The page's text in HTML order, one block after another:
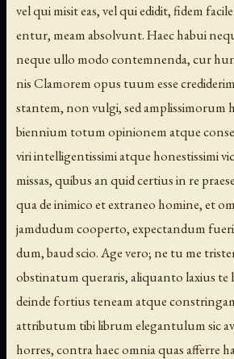
vel qui misit eas, vel qui edidit, fidem
entur, meam absolvunt. Haec habui
neque ullo modo contemnenda, cur
nis Clamorem opus tuum esse
stantem, non vulgi, sed amplissimorum
biennium totum opinionem atque
viri intelligentissimi atque honestissimi
missas, quibus an quid certius in re
qua de inimico et extraneo homine, et
jamdudum cooperto, expectandum
dum, baud scio. Age vero; ne tu me
obstinatum queraris, aliquanto laxius te
deinde fortius teneam atque
attributum tibi librum elegantulum sic
horres, contra haec omnia quas afferre